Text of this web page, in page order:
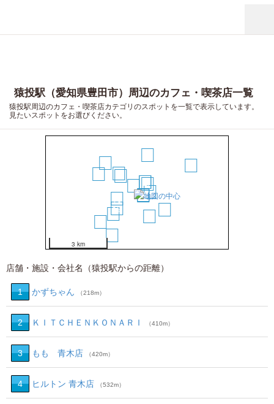
猿投駅（愛知県豊田市）周辺のカフェ・喫茶店一覧
猿投駅周辺のカフェ・喫茶店カテゴリのスポットを一覧で表示しています。
見たいスポットをお選びください。
234
5
67
9
10
12
16
20
3 km
店舗・施設・会社名（猿投駅からの距離）
1 かずちゃん （218m）
2 ＫＩＴＣＨＥＮＫＯＮＡＲＩ （410m）
3 もも 青木店 （420m）
4 ヒルトン 青木店 （532m）